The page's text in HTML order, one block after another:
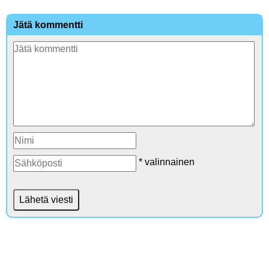
Jätä kommentti
* valinnainen